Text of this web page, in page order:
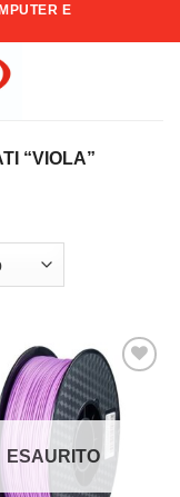
E
“VIOLA”
Aggiungi
alla lista
dei
ESAURITO